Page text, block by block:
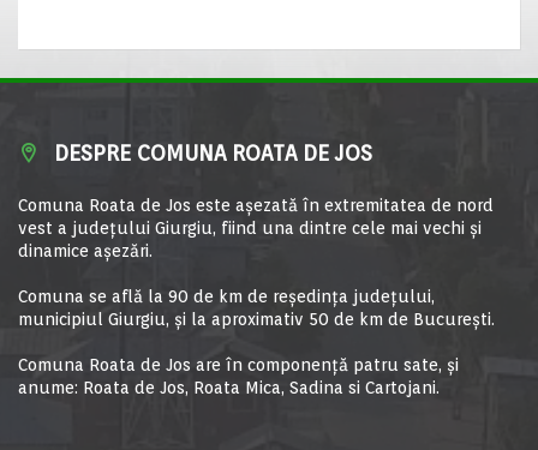
DESPRE COMUNA ROATA DE JOS
Comuna Roata de Jos este aşezată în extremitatea de nord
vest a judeţului Giurgiu, fiind una dintre cele mai vechi şi
dinamice aşezări.
Comuna se află la 90 de km de reşedinţa judeţului,
municipiul Giurgiu, şi la aproximativ 50 de km de Bucureşti.
Comuna Roata de Jos are în componență patru sate, și
anume: Roata de Jos, Roata Mica, Sadina si Cartojani.